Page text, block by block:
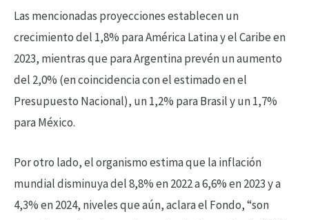
Las mencionadas proyecciones establecen un
crecimiento del 1,8% para América Latina y el Caribe en
2023, mientras que para Argentina prevén un aumento
del 2,0% (en coincidencia con el estimado en el
Presupuesto Nacional), un 1,2% para Brasil y un 1,7%
para México.
Por otro lado, el organismo estima que la inflación
mundial disminuya del 8,8% en 2022 a 6,6% en 2023 y a
4,3% en 2024, niveles que aún, aclara el Fondo, “son